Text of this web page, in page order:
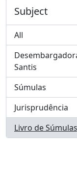
Subject
All
Santis
, 1 results
Súmulas
, 1 results
Jurisprudência
, 1 results
Livro de
, 1 results